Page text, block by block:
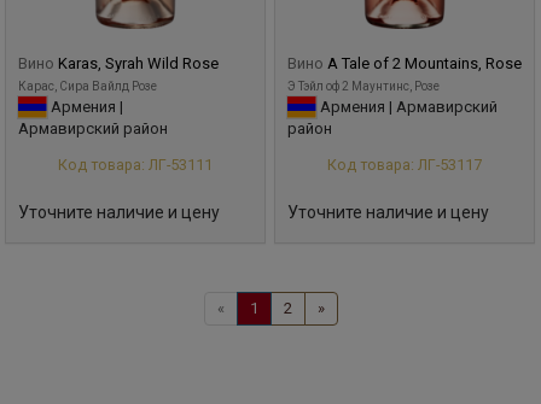
Вино Karas, Syrah Wild Rose
Карас, Сира Вайлд Розе
Армения |
Армавирский район
Код товара: ЛГ-53111
Уточните наличие и цену
Вино A Tale of 2 Mountains, Rose
Э Тэйл оф 2 Маунтинс, Розе
Армения | Армавирский
район
Код товара: ЛГ-53117
Уточните наличие и цену
« 1 2 »